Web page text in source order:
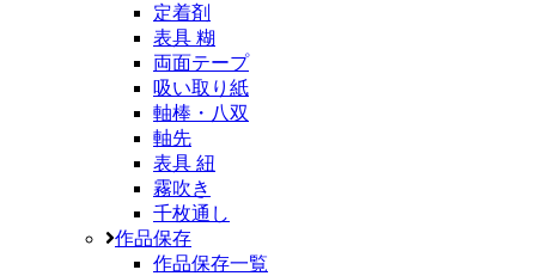
定着剤
表具 糊
両面テープ
吸い取り紙
軸棒・八双
軸先
表具 紐
霧吹き
千枚通し
作品保存
作品保存一覧